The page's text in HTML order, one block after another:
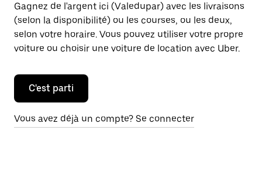
Gagnez de l'argent ici (Valedupar) avec les livraisons
(selon la disponibilité) ou les courses, ou les deux,
selon votre horaire. Vous pouvez utiliser votre propre
voiture ou choisir une voiture de location avec Uber.
C'est parti
Vous avez déjà un compte? Se connecter